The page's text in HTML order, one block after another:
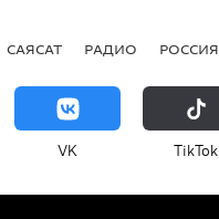
САЯСАТ РАДИО РОССИЯ
VK ТikТоk